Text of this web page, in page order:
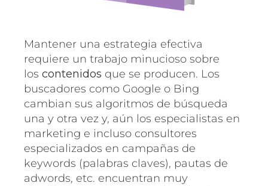
Mantener una estrategia efectiva
requiere un trabajo minucioso sobre
loscontenidos que se producen. Los
buscadores como Google o Bing
cambian sus algoritmos de búsqueda
una y otra vez y, aún los especialistas en
marketing e incluso consultores
especializados en campañas de
keywords (palabras claves), pautas de
adwords, etc. encuentran muy